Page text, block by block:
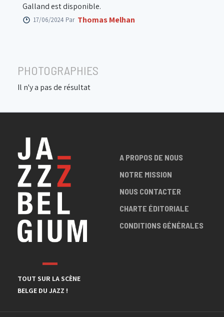
Galland est disponible.
17/06/2024 Par Thomas Melhan
PHOTOGRAPHIES
Il n'y a pas de résultat
TOUT SUR LA SCÈNE
BELGE DU JAZZ !
A PROPOS DE NOUS
NOTRE MISSION
NOUS CONTACTER
CHARTE ÉDITORIALE
CONDITIONS GÉNÉRALES